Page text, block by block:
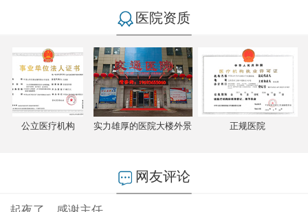
医院资质
公立医疗机构 实力雄厚的医院大楼外景 正规医院
网友评论
小李：
医院环境不错，就是人有点多，多亏手机预约了，
不然排队都要排好久…
陪老公一块去的，环境不错，第二天老公就不怎么
起夜了，感谢主任。